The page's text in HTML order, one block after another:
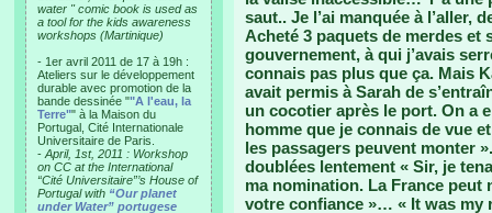
water " comic book is used as
a tool for the kids awareness
workshops (Martinique)
- 1er avril 2011 de 17 à 19h :
Ateliers sur le développement
durable avec promotion de la
bande dessinée ""A l'eau, la
Terre"" à la Maison du
Portugal, Cité Internationale
Universitaire de Paris.
- April, 1st, 2011 : Workshop
on CC at the International
“Cité Universitaire”’s House of
Portugal with “Our planet
under Water” portugese
saut.. Je l’ai manquée à l’aller,
Acheté 3 paquets de merdes et
gouvernement, à qui j’avais
connais pas plus que ça. Mais
avait permis à Sarah de
un cocotier après le port. On a
homme que je connais de vue
les passagers peuvent monter
doublées lentement « Sir, je
ma nomination. La France peut
votre confiance »… « It was my